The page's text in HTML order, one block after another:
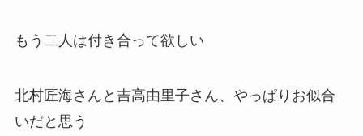
もう二人は付き合って欲しい
北村匠海さんと吉高由里子さん、やっぱりお似合
いだと思う